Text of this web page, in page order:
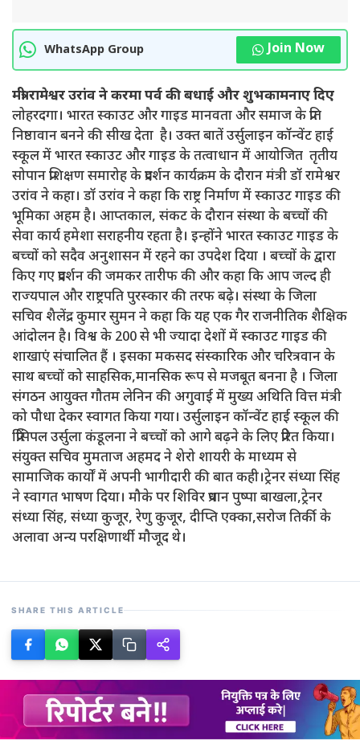
WhatsApp Group Join Now
मंत्री रामेश्वर उरांव ने करमा पर्व की बधाई और शुभकामनाए दिए
लोहरदगा। भारत स्काउट और गाइड मानवता और समाज के प्रति
निष्ठावान बनने की सीख देता है। उक्त बातें उर्सुलाइन कॉन्वेंट हाई
स्कूल में भारत स्काउट और गाइड के तत्वाधान में आयोजित तृतीय
सोपान प्रशिक्षण समारोह के प्रदर्शन कार्यक्रम के दौरान मंत्री डॉ रामेश्वर
उरांव ने कहा। डॉ उरांव ने कहा कि राष्ट्र निर्माण में स्काउट गाइड की
भूमिका अहम है। आप्तकाल, संकट के दौरान संस्था के बच्चों की
सेवा कार्य हमेशा सराहनीय रहता है। इन्होंने भारत स्काउट गाइड के
बच्चों को सदैव अनुशासन में रहने का उपदेश दिया । बच्चों के द्वारा
किए गए प्रदर्शन की जमकर तारीफ की और कहा कि आप जल्द ही
राज्यपाल और राष्ट्रपति पुरस्कार की तरफ बढ़े। संस्था के जिला
सचिव शैलेंद्र कुमार सुमन ने कहा कि यह एक गैर राजनीतिक शैक्षिक
आंदोलन है। विश्व के 200 से भी ज्यादा देशों में स्काउट गाइड की
शाखाएं संचालित हैं । इसका मकसद संस्कारिक और चरित्रवान के
साथ बच्चों को साहसिक,मानसिक रूप से मजबूत बनना है । जिला
संगठन आयुक्त गौतम लेनिन की अगुवाई में मुख्य अथिति वित्त मंत्री
को पौधा देकर स्वागत किया गया। उर्सुलाइन कॉन्वेंट हाई स्कूल की
प्रिंसिपल उर्सुला कंडूलना ने बच्चों को आगे बढ़ने के लिए प्रेरित किया।
संयुक्त सचिव मुमताज अहमद ने शेरो शायरी के माध्यम से
सामाजिक कार्यों में अपनी भागीदारी की बात कही।ट्रेनर संध्या सिंह
ने स्वागत भाषण दिया। मौके पर शिविर प्रधान पुष्पा बाखला,ट्रेनर
संध्या सिंह, संध्या कुजूर, रेणु कुजूर, दीप्ति एक्का,सरोज तिर्की के
अलावा अन्य परक्षिणार्थी मौजूद थे।
SHARE THIS ARTICLE